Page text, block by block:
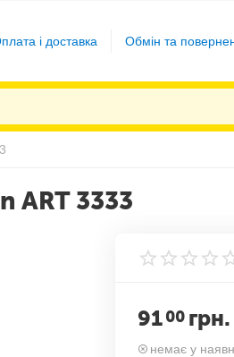
і доставка Обмін та
ART 3333
9100 грн.
немає у